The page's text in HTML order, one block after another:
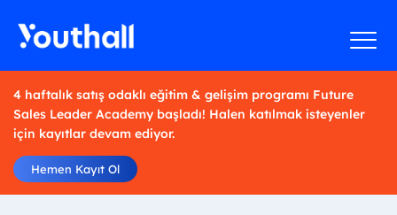
4 haftalık satış odaklı eğitim & gelişim programı Future
Sales Leader Academy başladı! Halen katılmak isteyenler
için kayıtlar devam ediyor.
Hemen Kayıt Ol